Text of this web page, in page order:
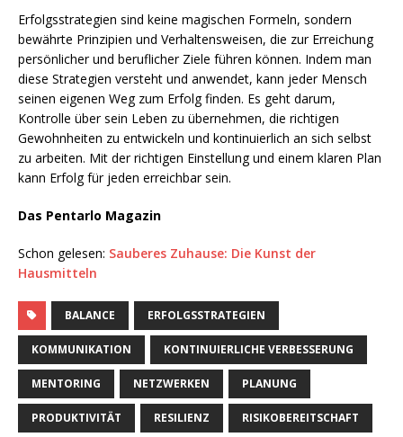
Erfolgsstrategien sind keine magischen Formeln, sondern
bewährte Prinzipien und Verhaltensweisen, die zur Erreichung
persönlicher und beruflicher Ziele führen können. Indem man
diese Strategien versteht und anwendet, kann jeder Mensch
seinen eigenen Weg zum Erfolg finden. Es geht darum,
Kontrolle über sein Leben zu übernehmen, die richtigen
Gewohnheiten zu entwickeln und kontinuierlich an sich selbst
zu arbeiten. Mit der richtigen Einstellung und einem klaren Plan
kann Erfolg für jeden erreichbar sein.
Das Pentarlo Magazin
Schon gelesen: Sauberes Zuhause: Die Kunst der
Hausmitteln
BALANCE ERFOLGSSTRATEGIEN
KOMMUNIKATION KONTINUIERLICHE VERBESSERUNG
MENTORING NETZWERKEN PLANUNG
PRODUKTIVITÄT RESILIENZ RISIKOBEREITSCHAFT